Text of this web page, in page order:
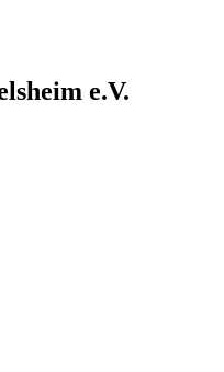
e.V.